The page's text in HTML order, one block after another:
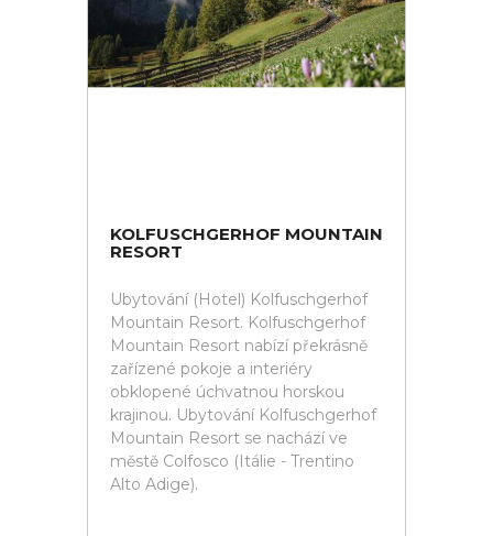
KOLFUSCHGERHOF MOUNTAIN
RESORT
Ubytování (Hotel) Kolfuschgerhof
Mountain Resort. Kolfuschgerhof
Mountain Resort nabízí překrásně
zařízené pokoje a interiéry
obklopené úchvatnou horskou
krajinou. Ubytování Kolfuschgerhof
Mountain Resort se nachází ve
městě Colfosco (Itálie - Trentino
Alto Adige).